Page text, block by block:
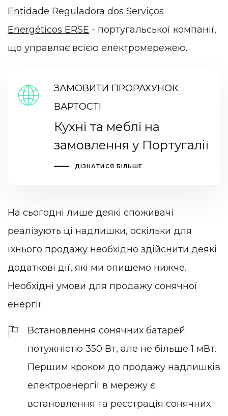
Entidade Reguladora dos Serviços
Energéticos ERSE - португальської компанії,
що управляє всією електромережею.
ЗАМОВИТИ ПРОРАХУНОК
ВАРТОСТІ
Кухні та меблі на
замовлення у Португалії
ДІЗНАТИСЯ БІЛЬШЕ
На сьогодні лише деякі споживачі
реалізують ці надлишки, оскільки для
їхнього продажу необхідно здійснити деякі
додаткові дії, які ми опишемо нижче.
Необхідні умови для продажу сонячної
енергії:
Встановлення сонячних батарей
потужністю 350 Вт, але не більше 1 мВт.
Першим кроком до продажу надлишків
електроенергії в мережу є
встановлення та реєстрація сонячних